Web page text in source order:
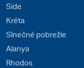
Side
Kréta
Slnečné pobrežie
Alanya
Rhodos